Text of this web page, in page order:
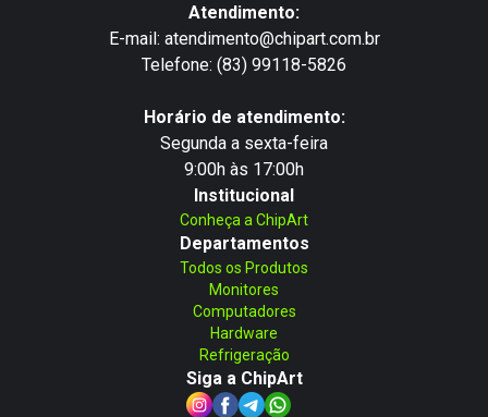
Atendimento:
E-mail: atendimento@chipart.com.br
Telefone: (83) 99118-5826
Horário de atendimento:
Segunda a sexta-feira
9:00h às 17:00h
Institucional
Conheça a ChipArt
Departamentos
Todos os Produtos
Monitores
Computadores
Hardware
Refrigeração
Siga a ChipArt